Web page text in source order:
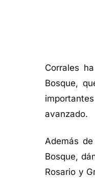
Corrales
Bosque,
avanzado.
Además
Bosque,
Rosario y